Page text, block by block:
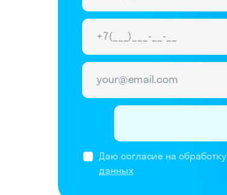
Даю согласие на обработку
данных